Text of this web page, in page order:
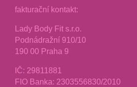
fakturační kontakt:
Lady Body Fit s.r.o.
Podnádražní 910/10
190 00 Praha 9
IČ: 29811881
FIO Banka: 2303556830/2010